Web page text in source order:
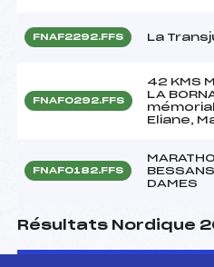
FNAF2292.FFS La
FNAF0292.FFS
42 KMS
LA
Eliane,
FNAF0182.FFS
DAMES
Résultats Nordique